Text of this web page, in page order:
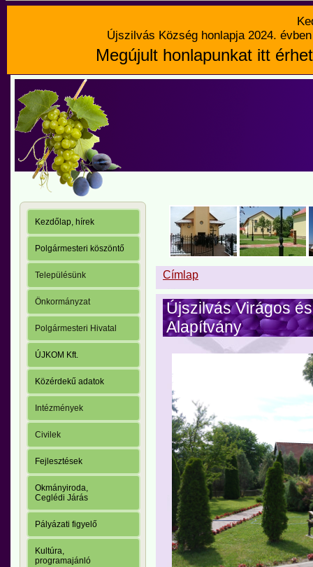
Újszilvás Község honlapja 2024.
Megújult honlapunkat itt
Kezdőlap, hírek
Polgármesteri köszöntő
Településünk
Önkormányzat
Polgármesteri Hivatal
ÚJKOM Kft.
Közérdekű adatok
Intézmények
Civilek
Fejlesztések
Okmányiroda,
Ceglédi Járás
Pályázati figyelő
Kultúra,
programajánló
Címlap
Újszilvás Virágos
Alapítvány